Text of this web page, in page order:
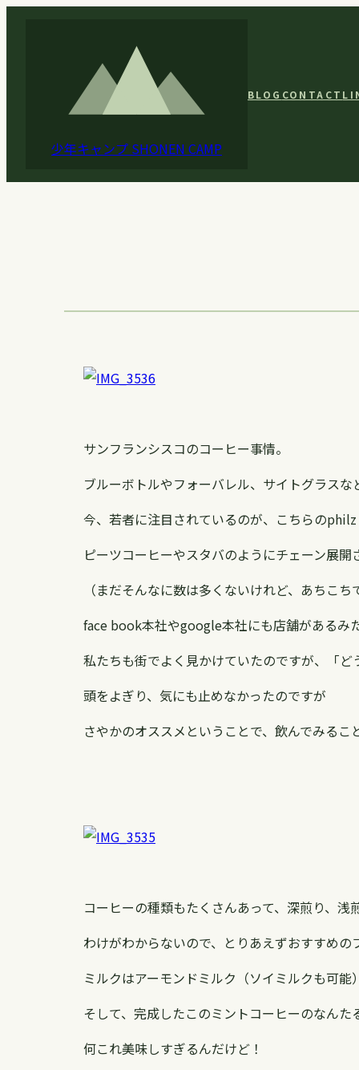
少年キャンプ SHONEN CAMP
BLOG CONTACT
サンフランシスコのコーヒー事情。
ブルーボトルやフォーバレル、サイトグラス
今、若者に注目されているのが、こちらの
ピーツコーヒーやスタバのようにチェーン展開
（まだそんなに数は多くないけれど、あちこ
face book本社やgoogle本社にも店舗があるみ
私たちも街でよく見かけていたのですが、「
頭をよぎり、気にも止めなかったのですが
さやかのオススメということで、飲んでみるこ
コーヒーの種類もたくさんあって、深煎り、浅
わけがわからないので、とりあえずおすすめ
ミルクはアーモンドミルク（ソイミルクも可
そして、完成したこのミントコーヒーのなんた
何これ美味しすぎるんだけど！